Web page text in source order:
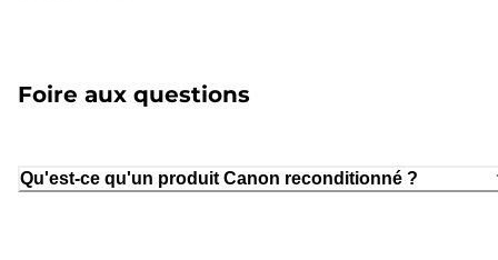
Foire aux questions
Qu'est-ce qu'un produit Canon reconditionné ?